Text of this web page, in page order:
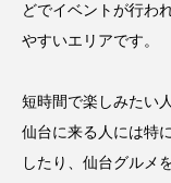
どでイベントが行わ
やすいエリアです。
短時間で楽しみたい
仙台に来る人には特
したり、仙台グルメ